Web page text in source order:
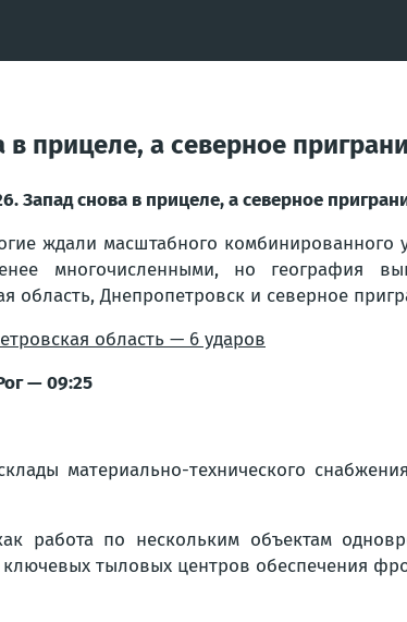
в прицеле, а северное
Запад снова в прицеле, а северное
ждали масштабного комбинированного
многочисленными, но география
область, Днепропетровск и северное
область — 6 ударов
— 09:25
материально-технического
работа по нескольким объектам
тыловых центров обеспечения